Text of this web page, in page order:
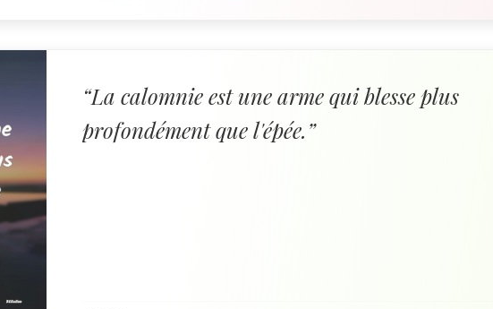
“La calomnie est une arme qui blesse plus
profondément que l'épée.”